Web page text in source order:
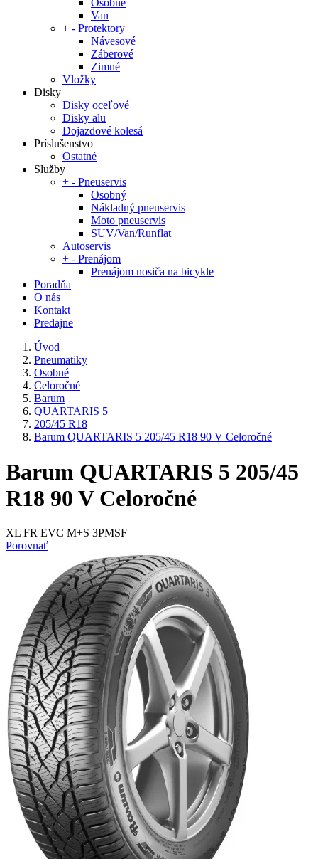
Osobné
Van
+ - Protektory
Návesové
Záberové
Zimné
Vložky
Disky
Disky oceľové
Disky alu
Dojazdové kolesá
Príslušenstvo
Ostatné
Služby
+ - Pneuservis
Osobný
Nákladný pneuservis
Moto pneuservis
SUV/Van/Runflat
Autoservis
+ - Prenájom
Prenájom nosiča na bicykle
Poradňa
O nás
Kontakt
Predajne
Úvod
Pneumatiky
Osobné
Celoročné
Barum
QUARTARIS 5
205/45 R18
Barum QUARTARIS 5 205/45 R18 90 V Celoročné
Barum QUARTARIS 5 205/45
R18 90 V Celoročné
XL FR EVC M+S 3PMSF
Porovnať